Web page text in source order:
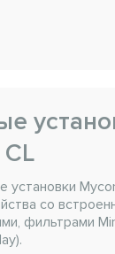
со
фильтрами